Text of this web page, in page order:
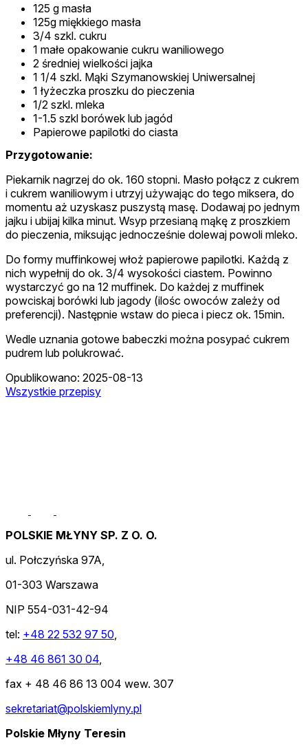
125 g masła
125g miękkiego masła
3/4 szkl. cukru
1 małe opakowanie cukru waniliowego
2 średniej wielkości jajka
1 1/4 szkl. Mąki Szymanowskiej Uniwersalnej
1 łyżeczka proszku do pieczenia
1/2 szkl. mleka
1-1.5 szkl borówek lub jagód
Papierowe papilotki do ciasta
Przygotowanie:
Piekarnik nagrzej do ok. 160 stopni. Masło połącz z cukrem
i cukrem waniliowym i utrzyj używając do tego miksera, do
momentu aż uzyskasz puszystą masę. Dodawaj po jednym
jajku i ubijaj kilka minut. Wsyp przesianą mąkę z proszkiem
do pieczenia, miksując jednocześnie dolewaj powoli mleko.
Do formy muffinkowej włoż papierowe papilotki. Każdą z
nich wypełnij do ok. 3/4 wysokości ciastem. Powinno
wystarczyć go na 12 muffinek. Do każdej z muffinek
powciskaj borówki lub jagody (ilośc owoców zależy od
preferencji). Następnie wstaw do pieca i piecz ok. 15min.
Wedle uznania gotowe babeczki można posypać cukrem
pudrem lub polukrować.
Opublikowano: 2025-08-13
Wszystkie przepisy
POLSKIE MŁYNY SP. Z O. O.
ul. Połczyńska 97A,
01-303 Warszawa
NIP 554-031-42-94
tel: +48 22 532 97 50,
+48 46 861 30 04,
fax + 48 46 86 13 004 wew. 307
sekretariat@polskiemlyny.pl
Polskie Młyny Teresin